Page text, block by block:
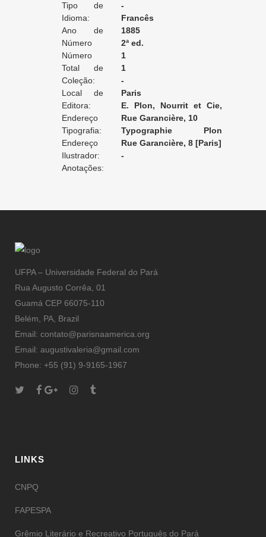
apply / ne posséde pas
Tipo de
Tradução:
-
Idioma:
Francês
Ano de
Edição:
1885
Número
da Edição:
2ª ed.
Número
do Volume:
1
Total de
Volumes:
1
Coleção:
-
Local de
Edição:
Paris
Editora:
E. Plon, Nourrit et Cie,
imprimeurs éditeurs
Endereço
da Editora:
Rue Garancière, 10
Tipografia:
Typographie Plon
Nourrit et Cie
Endereço
da Tipografia:
Rue Garancière, 8 [Paris]
Ilustrador:
-
Anotações:
UFPA – Universidade Federal do Pará
Rua Augusto Corrêa, 01
Guamá CEP 66075-110
Belém, PA, Brazil
Email: contato@parisnaamerica.org
Email: augustivaleria@gmail.com
Phone: +55 (91) 9-9165-1967
LINKS
CNPQ
FAPESPA
Grêmio Literário e Recreativo Português do Pará